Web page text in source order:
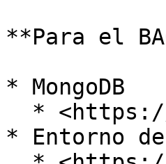
**Para el
* MongoDB
* Entorno